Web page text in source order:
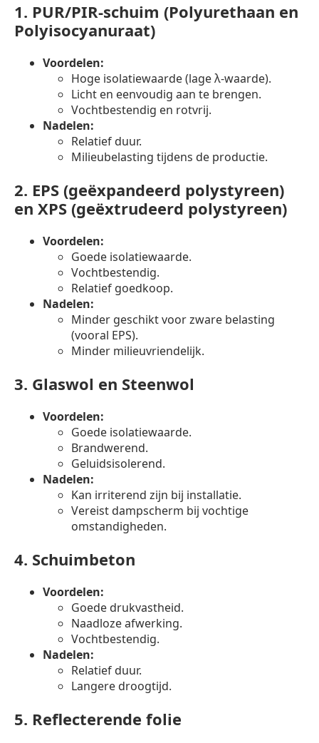
1. PUR/PIR-schuim (Polyurethaan en
Polyisocyanuraat)
Voordelen:
Hoge isolatiewaarde (lage λ-waarde).
Licht en eenvoudig aan te brengen.
Vochtbestendig en rotvrij.
Nadelen:
Relatief duur.
Milieubelasting tijdens de productie.
2. EPS (geëxpandeerd polystyreen)
en XPS (geëxtrudeerd polystyreen)
Voordelen:
Goede isolatiewaarde.
Vochtbestendig.
Relatief goedkoop.
Nadelen:
Minder geschikt voor zware belasting
(vooral EPS).
Minder milieuvriendelijk.
3. Glaswol en Steenwol
Voordelen:
Goede isolatiewaarde.
Brandwerend.
Geluidsisolerend.
Nadelen:
Kan irriterend zijn bij installatie.
Vereist dampscherm bij vochtige
omstandigheden.
4. Schuimbeton
Voordelen:
Goede drukvastheid.
Naadloze afwerking.
Vochtbestendig.
Nadelen:
Relatief duur.
Langere droogtijd.
5. Reflecterende folie